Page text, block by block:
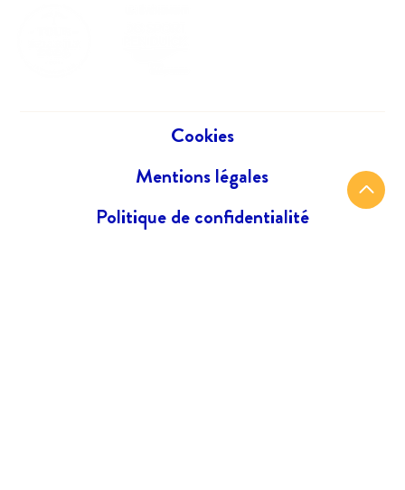
Mentions légales
Politique de confidentialité
Cookies